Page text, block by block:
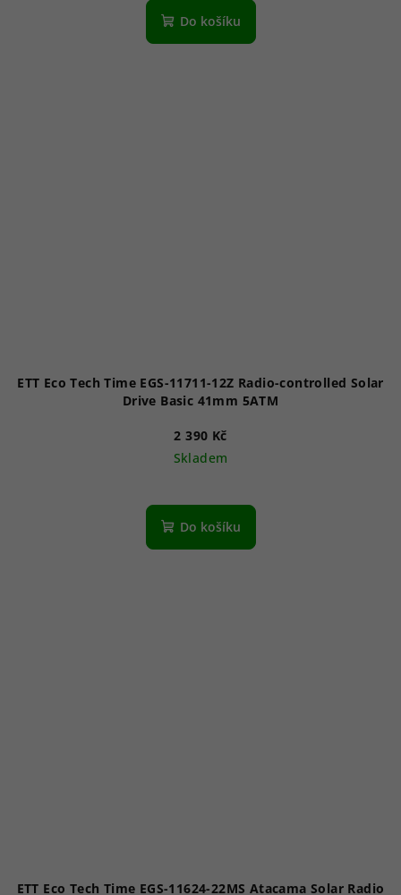
Do košíku
ETT Eco Tech Time EGS-11711-12Z Radio-controlled Solar
Drive Basic 41mm 5ATM
2 390 Kč
Skladem
Do košíku
ETT Eco Tech Time EGS-11624-22MS Atacama Solar Radio